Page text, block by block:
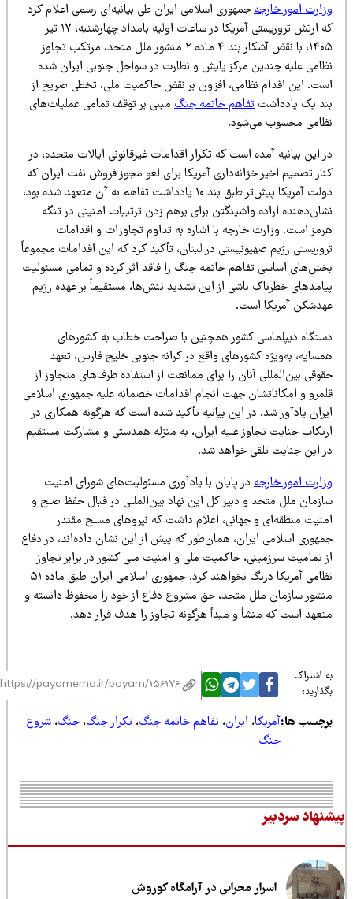
امور خارجهجمهوری اسلامی ایران طی بیانیه‌ای رسمی اعلام کرد
که ارتش تروریستی آمریکا در ساعات اولیه بامداد چهارشنبه، ۱۷ تیر
۱۴۰۵، با نقض آشکار بند ۴ ماده ۲ منشور ملل متحد، مرتکب تجاوز
علیه چندین مرکز پایش و نظارت در سواحل جنوبی ایران شده
این اقدام نظامی، افزون بر نقض حاکمیت ملی، تخطی صریح از
یک یادداشتتفاهم خاتمه جنگمبنی بر توقف تمامی عملیات‌های
محسوب می‌شود.
این بیانیه آمده است که تکرار اقدامات غیرقانونی ایالات متحده، در
تصمیم اخیر خزانه‌داری آمریکا برای لغو مجوز فروش نفت ایران که
دولت آمریکا پیش‌تر طبق بند ۱۰ یادداشت تفاهم به آن متعهد شده بود،
اراده واشینگتن برای برهم زدن ترتیبات امنیتی در تنگه
است. وزارت خارجه با اشاره به تداوم تجاوزات و اقدامات
رژیم صهیونیستی در لبنان، تأکید کرد که این اقدامات مجموعاً
اساسی تفاهم خاتمه جنگ را فاقد اثر کرده و تمامی مسئولیت
خطرناک ناشی از این تشدید تنش‌ها، مستقیماً بر عهده رژیم
آمریکا است.
دیپلماسی کشور همچنین با صراحت خطاب به کشورهای
به‌ویژه کشورهای واقع در کرانه جنوبی خلیج فارس، تعهد
بین‌المللی آنان را برای ممانعت از استفاده طرف‌های متجاوز از
و امکاناتشان جهت انجام اقدامات خصمانه علیه جمهوری اسلامی
یادآور شد. در این بیانیه تأکید شده است که هرگونه همکاری در
جنایت تجاوز علیه ایران، به منزله همدستی و مشارکت مستقیم
این جنایت تلقی خواهد شد.
امور خارجهدر پایان با یادآوری مسئولیت‌های شورای امنیت
ملل متحد و دبیر کل این نهاد بین‌المللی در قبال حفظ صلح و
منطقه‌ای و جهانی، اعلام داشت که نیروهای مسلح مقتدر
اسلامی ایران، همان‌طور که پیش از این نشان داده‌اند، در دفاع
تمامیت سرزمینی، حاکمیت ملی و امنیت ملی کشور در برابر تجاوز
نظامی آمریکا درنگ نخواهند کرد. جمهوری اسلامی ایران طبق ماده ۵۱
سازمان ملل متحد، حق مشروع دفاع از خود را محفوظ دانسته و
است که منشأ و مبدأ هرگونه تجاوز را هدف قرار دهد.
اشتراک
ها:آمریکا،ایران ،تفاهم خاتمه جنگ،تکرار جنگ،جنگ ،شروع
سردبیر
اسرار محرابی در آرامگاه کوروش